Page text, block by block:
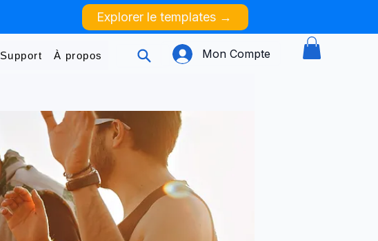
Explorer le templates →
Support À propos Mon Compte